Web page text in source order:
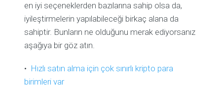
en iyi seçeneklerden bazılarına sahip olsa da,
iyileştirmelerin yapılabileceği birkaç alana da
sahiptir. Bunların ne olduğunu merak ediyorsanız
aşağıya bir göz atın.
• Hızlı satın alma için çok sınırlı kripto para
birimleri var